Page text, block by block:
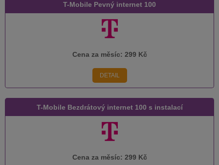
T-Mobile Pevný internet 100
Cena za měsíc: 299 Kč
DETAIL
T-Mobile Bezdrátový internet 100 s instalací
Cena za měsíc: 299 Kč